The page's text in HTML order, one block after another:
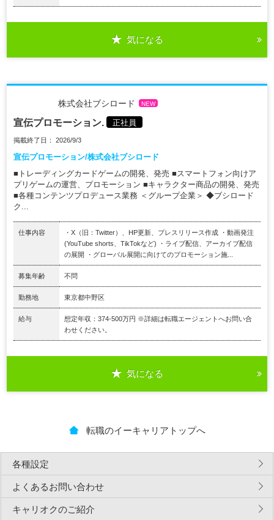
気になる
株式会社ブシロード NEW
宣伝プロモーション. 正社員
掲載終了日： 2026/9/3
宣伝プロモーション/株式会社ブシロード
■トレーディングカードゲームの開発、発売 ■スマートフォン向けア
プリゲームの運営、プロモーション ■キャラクター商品の開発、発売
■各種コンテンツプロデュース業務 ＜グループ企業＞ ◆ブシロード
ク...
仕事内容
・X（旧：Twitter）、HP更新、プレスリリース作成 ・動画発注
(YouTube shorts、TikTokなど) ・ライブ配信、アーカイブ配信
の展開 ・グローバル展開に向けてのプロモーション施...
募集年齢 不問
勤務地 東京都中野区
給与
想定年収：374-500万円 ※詳細は転職エージェントへお問い合
わせください。
気になる
転職のイーキャリアトップへ
各種設定
よくあるお問い合わせ
キャリオクのご紹介